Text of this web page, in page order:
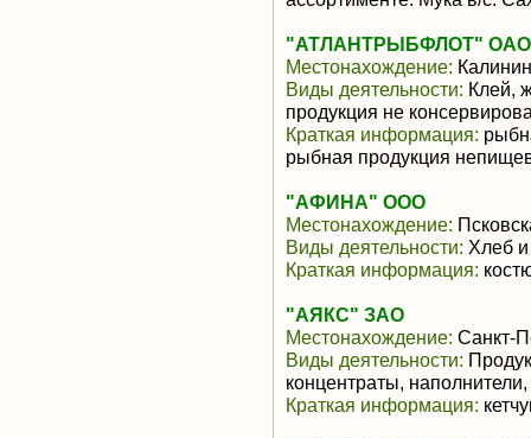
"АТЛАНТРЫБФЛОТ" ОАО
Местонахождение:
Виды деятельности: Клей,
продукция не
Краткая информация:
рыбная продукция
"АФИНА" ООО
Местонахождение:
Виды деятельности: Хлеб
Краткая информация:
"АЯКС" ЗАО
Местонахождение: Санкт-
Виды деятельности:
концентраты,
Краткая информация: